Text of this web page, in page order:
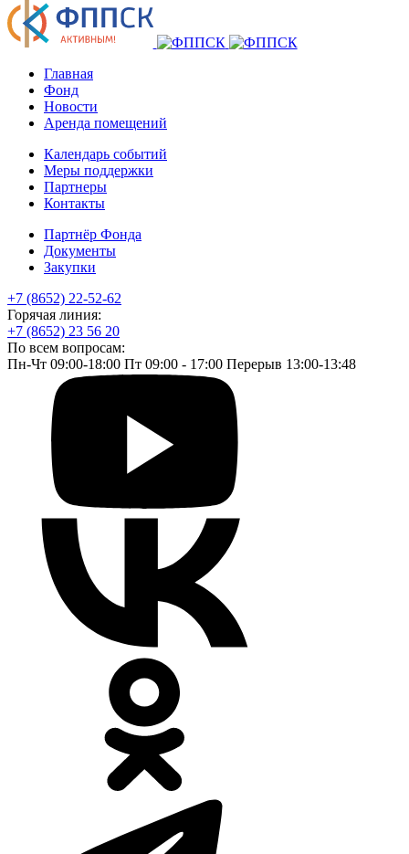
Главная
Фонд
Новости
Аренда помещений
Календарь событий
Меры поддержки
Партнеры
Контакты
Партнёр Фонда
Документы
Закупки
+7 (8652) 22-52-62
Горячая линия:
+7 (8652) 23 56 20
По всем вопросам:
Пн-Чт 09:00-18:00 Пт 09:00 - 17:00 Перерыв 13:00-13:48